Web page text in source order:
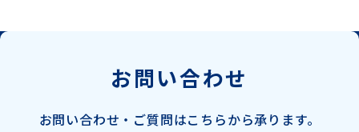
1月
お問い合わせ
お問い合わせ・ご質問はこちらから承ります。